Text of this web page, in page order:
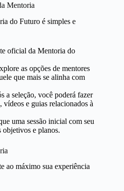
Mentoria
do Futuro é simples e
oficial da Mentoria do
as opções de mentores
que mais se alinha com
a seleção, você poderá fazer
e guias relacionados à
uma sessão inicial com seu
objetivos e planos.
ao máximo sua experiência